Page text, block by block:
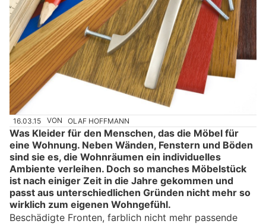
16.03.15 VON OLAF HOFFMANN
Was Kleider für den Menschen, das die Möbel für
eine Wohnung. Neben Wänden, Fenstern und Böden
sind sie es, die Wohnräumen ein individuelles
Ambiente verleihen. Doch so manches Möbelstück
ist nach einiger Zeit in die Jahre gekommen und
passt aus unterschiedlichen Gründen nicht mehr so
wirklich zum eigenen Wohngefühl.
Beschädigte Fronten, farblich nicht mehr passende